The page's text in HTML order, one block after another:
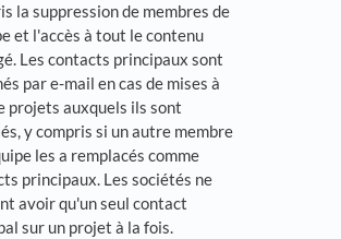
la suppression de membres de
et l'accès à tout le contenu
Les contacts principaux sont
par e-mail en cas de mises à
projets auxquels ils sont
y compris si un autre membre
les a remplacés comme
principaux. Les sociétés ne
avoir qu'un seul contact
sur un projet à la fois.